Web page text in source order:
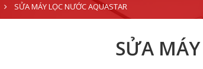
SỬA MÁY LỌC NƯỚC AQUASTAR
SỬA